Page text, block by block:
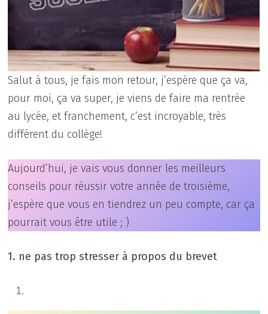
Salut à tous, je fais mon retour, j’espère que ça va,
pour moi, ça va super, je viens de faire ma rentrée
au lycée, et franchement, c’est incroyable, très
différent du collège!
Aujourd’hui, je vais vous donner les meilleurs
conseils pour réussir votre année de troisième,
j’espère que vous en tiendrez un peu compte, car ça
pourrait vous être utile ; )
1. ne pas trop stresser à propos du brevet